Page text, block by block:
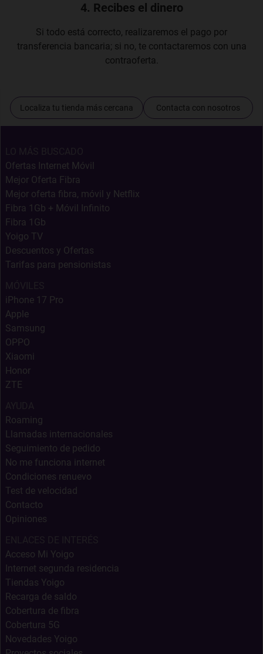
4. Recibes el dinero
Si todo está correcto, realizaremos el pago por
transferencia bancaria; si no, te contactaremos con una
contraoferta.
Localiza tu tienda más cercana Contacta con nosotros
Ofertas Internet Móvil
Mejor Oferta Fibra
Mejor oferta fibra, móvil y Netflix
Fibra 1Gb + Móvil Infinito
Fibra 1Gb
Yoigo TV
Descuentos y Ofertas
Tarifas para pensionistas
iPhone 17 Pro
Apple
Samsung
OPPO
Xiaomi
Honor
ZTE
Roaming
Llamadas internacionales
Seguimiento de pedido
No me funciona internet
Condiciones renuevo
Test de velocidad
Contacto
Opiniones
Acceso Mi Yoigo
Internet segunda residencia
Tiendas Yoigo
Recarga de saldo
Cobertura de fibra
Cobertura 5G
Novedades Yoigo